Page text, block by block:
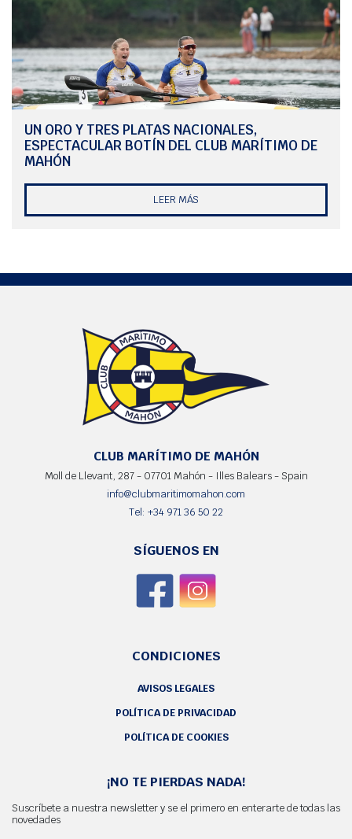
UN ORO Y TRES PLATAS NACIONALES,
ESPECTACULAR BOTÍN DEL CLUB MARÍTIMO DE
MAHÓN
LEER MÁS
CLUB MARÍTIMO DE MAHÓN
Moll de Llevant, 287 - 07701 Mahón - Illes Balears - Spain
info@clubmaritimomahon.com
Tel: +34 971 36 50 22
SÍGUENOS EN
CONDICIONES
AVISOS LEGALES
POLÍTICA DE PRIVACIDAD
POLÍTICA DE COOKIES
¡NO TE PIERDAS NADA!
Suscríbete a nuestra newsletter y se el primero en enterarte de todas las
novedades